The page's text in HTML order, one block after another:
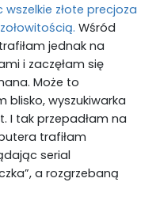
złote precjoza
Wśród
jednak na
i zaczęłam się
Może to
blisko, wyszukiwarka
I tak przepadłam na
trafiłam
serial
a rozgrzebaną